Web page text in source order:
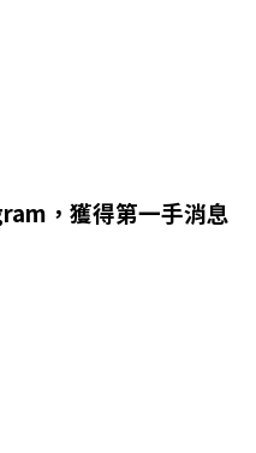
，獲得第一手消息